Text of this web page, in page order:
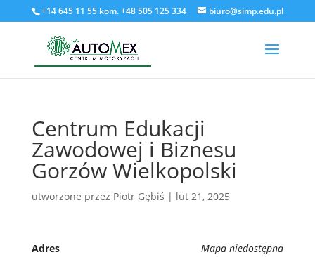
+14 645 11 55 kom. +48 505 125 334 biuro@simp.edu.pl
Centrum Edukacji
Zawodowej i Biznesu
Gorzów Wielkopolski
utworzone przez Piotr Gębiś | lut 21, 2025
Mapa niedostępna
Adres